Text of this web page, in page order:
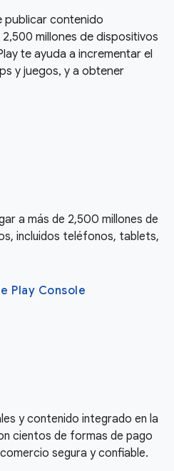
publicar contenido
millones de dispositivos
te ayuda a incrementar el
y juegos, y a obtener
a más de 2,500 millones de
incluidos teléfonos, tablets,
Play Console
y contenido integrado en la
cientos de formas de pago
segura y confiable.